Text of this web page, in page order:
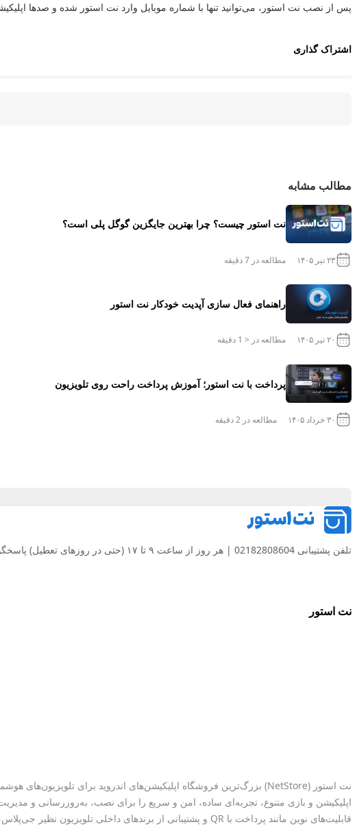
پس از نصب نت استور، می‌توانید تنها با شماره موبایل وارد نت استور شده و صدها
اشتراک گذاری
مطالب مشابه
نت استور چیست؟ چرا بهترین جایگزین گوگل پلی است؟
۲۳ تیر ۱۴۰۵ مطالعه در 7دقیقه
راهنمای فعال سازی آپدیت خودکار نت استور
۲۰ تیر ۱۴۰۵ مطالعه در < 1 دقیقه
پرداخت با نت استور؛ آموزش پرداخت راحت روی تلویزیون
۳۰ خرداد ۱۴۰۵ مطالعه در 2دقیقه
تلفن پشتیبانی 02182808604 | هر روز از ساعت ۹ تا ۱۷ (حتی در روزهای تعطیل) پاسخگوی شما هستیم
نت استور
اپلیکیشن و بازی متنوع، تجربه‌ای ساده، امن و سریع را برای نصب، به‌روزرسانی و
قابلیت‌های نوین مانند پرداخت با QR و پشتیبانی از برندهای داخلی تلویزیون نظیر جی‌پلاس، ایکس‌ویژن، دوو و اسنوا، از مزایای برجسته نت‌ استور محسوب می‌شوند.